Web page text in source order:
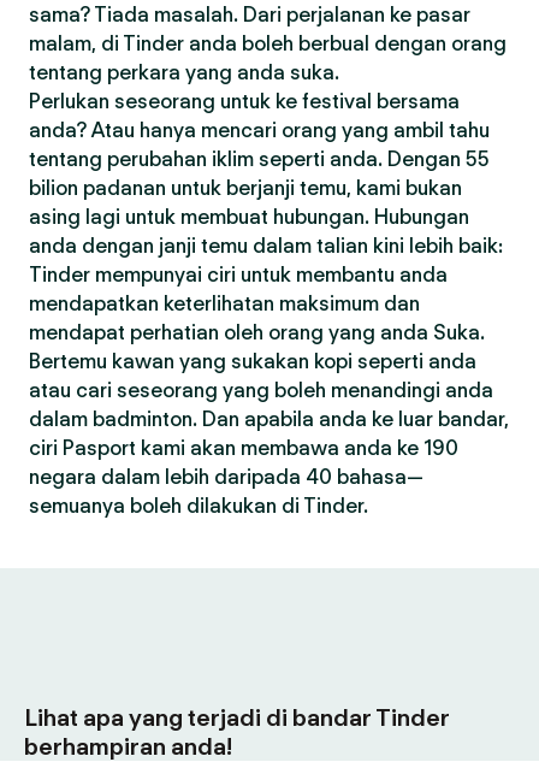
sama? Tiada masalah. Dari perjalanan ke pasar
malam, di Tinder anda boleh berbual dengan orang
tentang perkara yang anda suka.
Perlukan seseorang untuk ke festival bersama
anda? Atau hanya mencari orang yang ambil tahu
tentang perubahan iklim seperti anda. Dengan 55
bilion padanan untuk berjanji temu, kami bukan
asing lagi untuk membuat hubungan. Hubungan
anda dengan janji temu dalam talian kini lebih baik:
Tinder mempunyai ciri untuk membantu anda
mendapatkan keterlihatan maksimum dan
mendapat perhatian oleh orang yang anda Suka.
Bertemu kawan yang sukakan kopi seperti anda
atau cari seseorang yang boleh menandingi anda
dalam badminton. Dan apabila anda ke luar bandar,
ciri Pasport kami akan membawa anda ke 190
negara dalam lebih daripada 40 bahasa—
semuanya boleh dilakukan di Tinder.
Lihat apa yang terjadi di bandar Tinder
berhampiran anda!